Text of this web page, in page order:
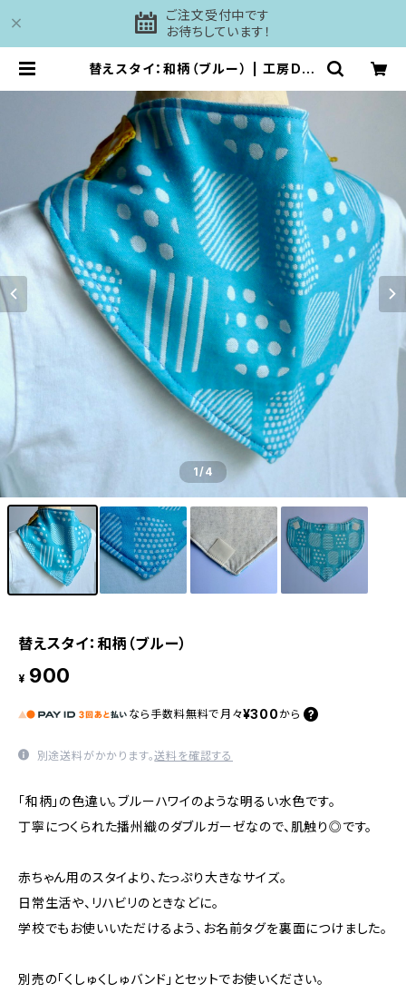
ご注文受付中です
お待ちしています！
替えスタイ：和柄（ブルー） | 工房DAI
1/4
替えスタイ：和柄（ブルー）
¥ 900
なら 手数料無料で 月々¥300 から
別途送料がかかります。送料を確認する
「和柄」の色違い。ブルーハワイのような明るい水色です。
丁寧につくられた播州織のダブルガーゼなので、肌触り◎です。
赤ちゃん用のスタイより、たっぷり大きなサイズ。
日常生活や、リハビリのときなどに。
学校でもお使いいただけるよう、お名前タグを裏面につけました。
別売の「くしゅくしゅバンド」とセットでお使いください。